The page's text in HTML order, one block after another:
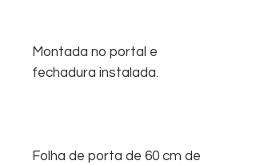
Montada no portal e
fechadura instalada.
Folha de porta de 60 cm de